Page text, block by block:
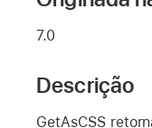
7.0
Descrição
GetAsCSS